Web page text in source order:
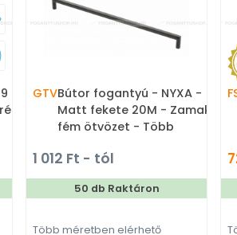
II.
GTVBútor fogantyú - NYXA -
Matt fekete 20M - Zamak
fém ötvözet - Több
fém bútorfogantyú
1 012 Ft - tól
50 db Raktáron
Több méretben elérhető